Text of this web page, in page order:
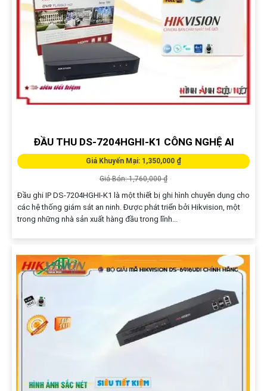
ĐẦU THU DS-7204HGHI-K1 CÔNG NGHỆ AI
Giá Khuyến Mại: 1,350,000 ₫
Giá Bán: 1,760,000 ₫
Đầu ghi IP DS-7204HGHI-K1 là một thiết bị ghi hình chuyên dụng cho
các hệ thống giám sát an ninh. Được phát triển bởi Hikvision, một
trong những nhà sản xuất hàng đầu trong lĩnh...